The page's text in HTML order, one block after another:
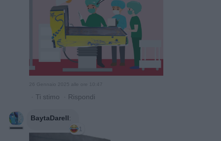
26 Gennaio 2025 alle ore 10:47
· Ti stimo · Rispondi
BaytaDarell:
1